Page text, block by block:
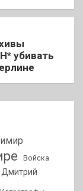
убивать
Войска
Дмитрий